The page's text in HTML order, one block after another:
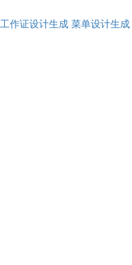
工作证设计生成 菜单设计生成